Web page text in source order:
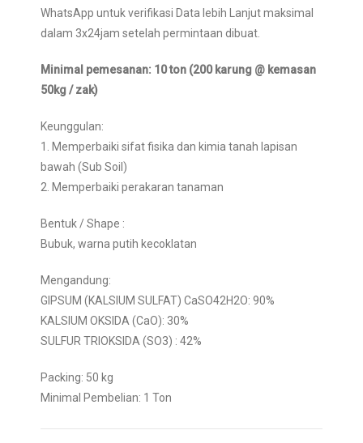
WhatsApp untuk verifikasi Data lebih Lanjut maksimal
dalam 3x24jam setelah permintaan dibuat.
Minimal pemesanan: 10 ton (200 karung @ kemasan
50kg / zak)
Keunggulan:
1. Memperbaiki sifat fisika dan kimia tanah lapisan
bawah (Sub Soil)
2. Memperbaiki perakaran tanaman
Bentuk / Shape :
Bubuk, warna putih kecoklatan
Mengandung:
GIPSUM (KALSIUM SULFAT) CaSO42H2O: 90%
KALSIUM OKSIDA (CaO): 30%
SULFUR TRIOKSIDA (SO3) : 42%
Packing: 50 kg
Minimal Pembelian: 1 Ton